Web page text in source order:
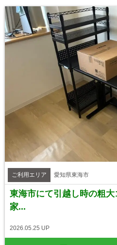
ご利用エリア 愛知県東海市
東海市にて引越し時の粗
家...
2026.05.25 UP